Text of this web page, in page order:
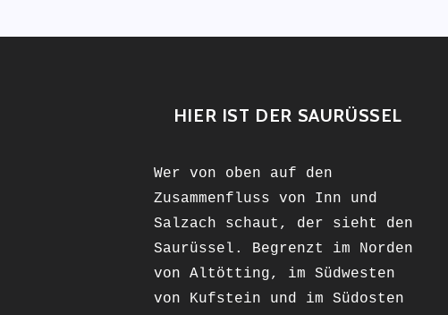
HIER IST DER SAURÜSSEL
Wer von oben auf den
Zusammenfluss von Inn und
Salzach schaut, der sieht den
Saurüssel. Begrenzt im Norden
von Altötting, im Südwesten
von Kufstein und im Südosten